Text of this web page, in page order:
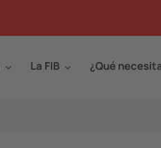
La FIB ¿Qué